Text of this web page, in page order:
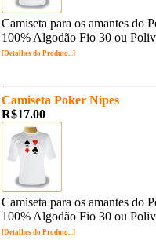
Camiseta para os amantes do
100% Algodão Fio 30 ou
[Detalhes do Produto...]
Camiseta Poker Nipes
R$17.00
Camiseta para os amantes do
100% Algodão Fio 30 ou
[Detalhes do Produto...]